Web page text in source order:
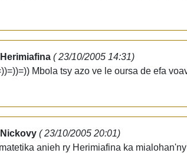
( 23/10/2005 14:31)
Mbola tsy azo ve le oursa de efa
( 23/10/2005 20:01)
anieh ry Herimiafina ka